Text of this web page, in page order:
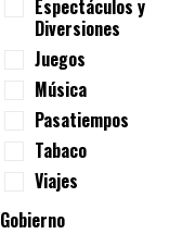
Espectáculos y
Diversiones
Juegos
Música
Pasatiempos
Tabaco
Viajes
Gobierno